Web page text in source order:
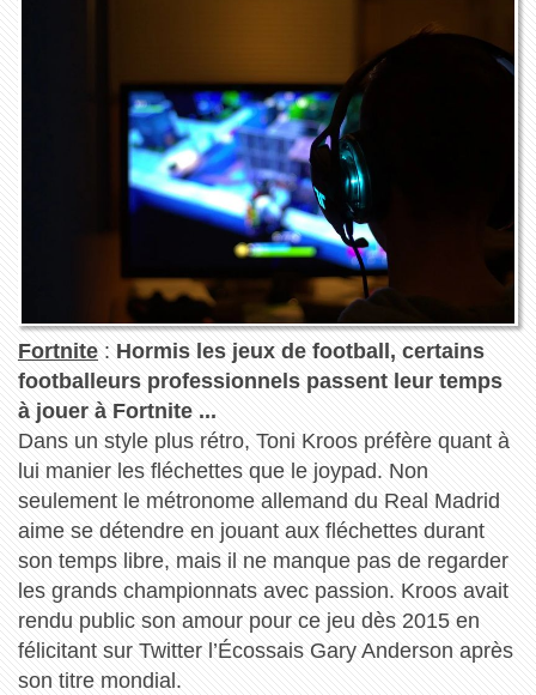
Fortnite: Hormis les jeux de football, certains
footballeurs professionnels passent leur temps
à jouer à Fortnite ...
Dans un style plus rétro, Toni Kroos préfère quant à
lui manier les fléchettes que le joypad. Non
seulement le métronome allemand du Real Madrid
aime se détendre en jouant aux fléchettes durant
son temps libre, mais il ne manque pas de regarder
les grands championnats avec passion. Kroos avait
rendu public son amour pour ce jeu dès 2015 en
félicitant sur Twitter l’Écossais Gary Anderson après
son titre mondial.